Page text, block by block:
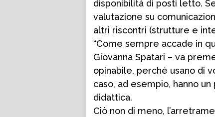
disponibilità di posti letto.
valutazione su
altri riscontri (strutture e
“Come sempre accade in
Giovanna Spatari – va
opinabile, perché usano di
caso, ad esempio, hanno
didattica.
Ciò non di meno,